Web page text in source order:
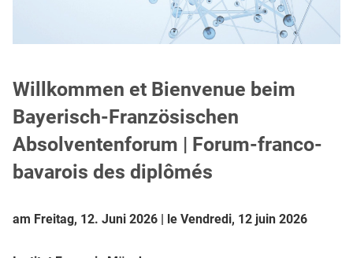
Willkommen et Bienvenue beim
Bayerisch-Französischen
Absolventenforum | Forum-franco-
bavarois des diplômés
am Freitag, 12. Juni 2026 | le Vendredi, 12 juin 2026